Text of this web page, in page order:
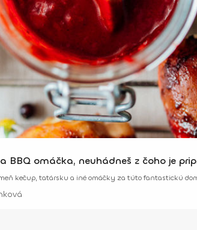
BBQ omáčka, neuhádneš z čoho je
kečup, tatársku a iné omáčky za túto fantastickú